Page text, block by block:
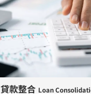
貸款整合 Loan